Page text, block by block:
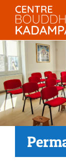
Passer
contenu